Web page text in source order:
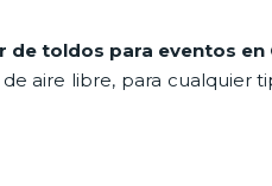
de toldos para eventos en
aire libre, para cualquier